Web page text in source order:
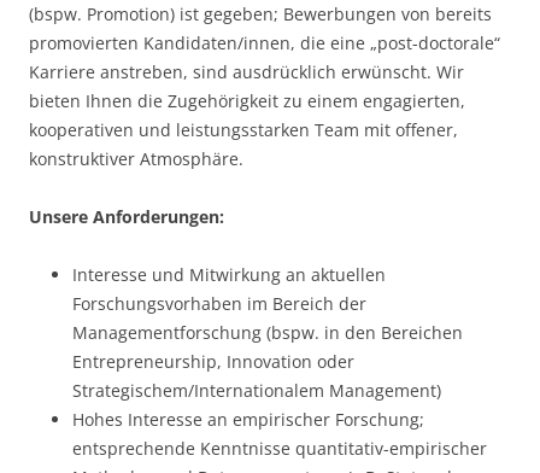
(bspw. Promotion) ist gegeben; Bewerbungen von bereits
promovierten Kandidaten/innen, die eine „post-doctorale“
Karriere anstreben, sind ausdrücklich erwünscht. Wir
bieten Ihnen die Zugehörigkeit zu einem engagierten,
kooperativen und leistungsstarken Team mit offener,
konstruktiver Atmosphäre.
Unsere Anforderungen:
Interesse und Mitwirkung an aktuellen
Forschungsvorhaben im Bereich der
Managementforschung (bspw. in den Bereichen
Entrepreneurship, Innovation oder
Strategischem/Internationalem Management)
Hohes Interesse an empirischer Forschung;
entsprechende Kenntnisse quantitativ-empirischer